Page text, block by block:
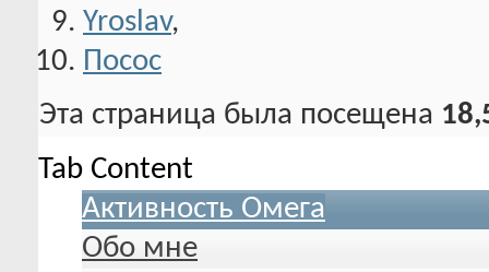
Yroslav,
Посос
Эта страница была посещена
Tab Content
Активность Омега
Обо мне